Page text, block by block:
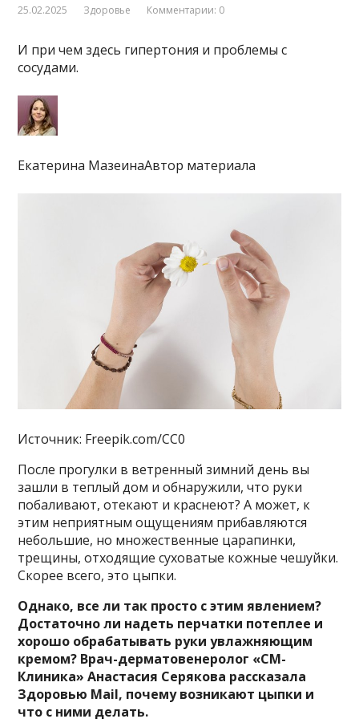
25.02.2025 Здоровье Комментарии: 0
И при чем здесь гипертония и проблемы с
сосудами.
Екатерина МазеинаАвтор материала
Источник: Freepik.com/CC0
После прогулки в ветренный зимний день вы
зашли в теплый дом и обнаружили, что руки
побаливают, отекают и краснеют? А может, к
этим неприятным ощущениям прибавляются
небольшие, но множественные царапинки,
трещины, отходящие суховатые кожные чешуйки.
Скорее всего, это цыпки.
Однако, все ли так просто с этим явлением?
Достаточно ли надеть перчатки потеплее и
хорошо обрабатывать руки увлажняющим
кремом? Врач-дерматовенеролог «СМ-
Клиника» Анастасия Серякова рассказала
Здоровью Mail, почему возникают цыпки и
что с ними делать.